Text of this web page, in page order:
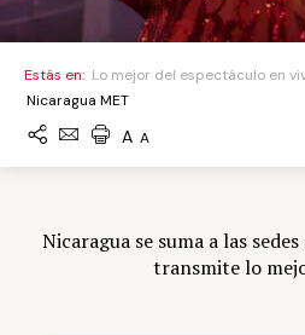
Estás en: Lo mejor del espectáculo en
Nicaragua MET
A A
Nicaragua se suma a las
transmite lo